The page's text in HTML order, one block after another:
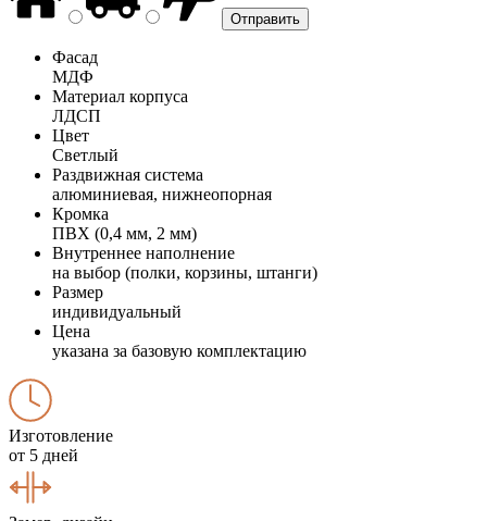
Фасад
МДФ
Материал корпуса
ЛДСП
Цвет
Светлый
Раздвижная система
алюминиевая, нижнеопорная
Кромка
ПВХ (0,4 мм, 2 мм)
Внутреннее наполнение
на выбор (полки, корзины, штанги)
Размер
индивидуальный
Цена
указана за базовую комплектацию
Изготовление
от 5 дней